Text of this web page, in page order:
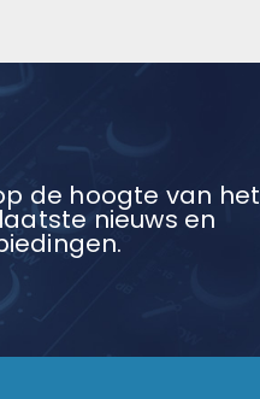
de hoogte van het
nieuws en